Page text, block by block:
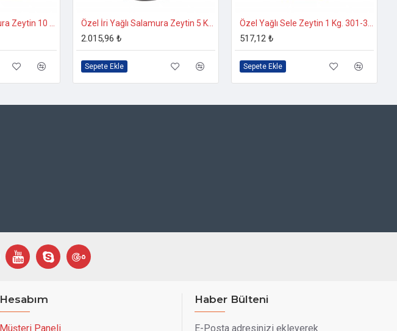
2.015,96 ₺
Sepete Ekle
517,12 ₺
Sepete Ekle
Hesabım
Müşteri Paneli
Haber Bülteni
E-Posta adresinizi ekleyerek